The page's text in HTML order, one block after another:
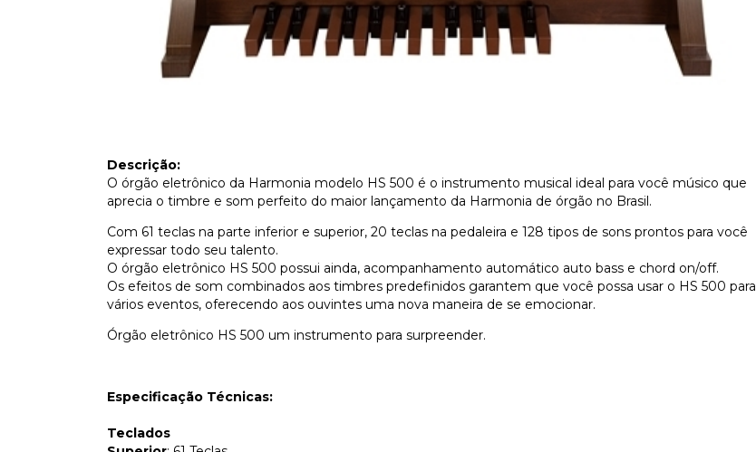
Descrição:
O órgão eletrônico da Harmonia modelo HS 500 é o instrumento musical ideal para você músico que
aprecia o timbre e som perfeito do maior lançamento da Harmonia de órgão no Brasil.
Com 61 teclas na parte inferior e superior, 20 teclas na pedaleira e 128 tipos de sons prontos para você
expressar todo seu talento.
O órgão eletrônico HS 500 possui ainda, acompanhamento automático auto bass e chord on/off.
Os efeitos de som combinados aos timbres predefinidos garantem que você possa usar o HS 500 para
vários eventos, oferecendo aos ouvintes uma nova maneira de se emocionar.
Órgão eletrônico HS 500 um instrumento para surpreender.
Especificação Técnicas:
Teclados